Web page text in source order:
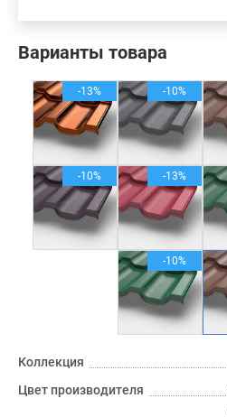
Варианты товара
-13% -10%
-10% -13%
-10%
Коллекция
Цвет производителя